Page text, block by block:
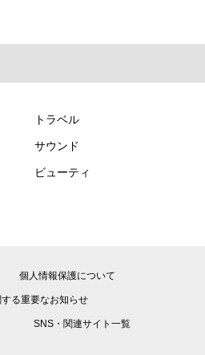
トラベル
サウンド
ビューティ
個人情報保護について
る重要なお知らせ
SNS・関連サイト一覧